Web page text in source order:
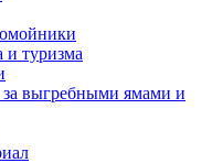
и туризма
за выгребными ямами и